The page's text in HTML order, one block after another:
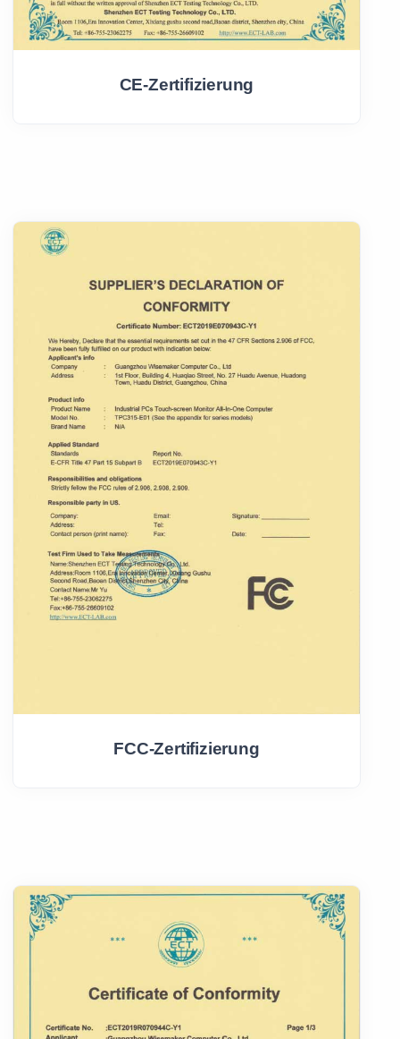
CE-Zertifizierung
FCC-Zertifizierung